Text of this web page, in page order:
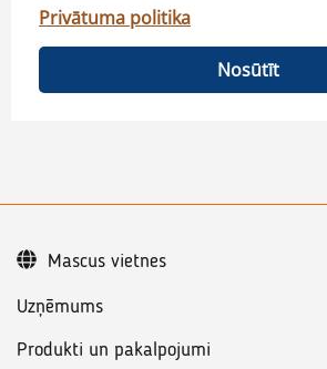
Privātuma politika
Nosūtīt
Uzņēmums
Produkti un pakalpojumi
Mascus vietnes